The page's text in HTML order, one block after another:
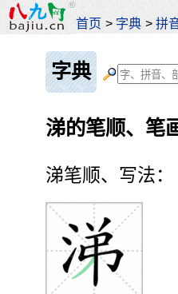
首页 > 字典 >拼
字典
涕的笔顺、笔
涕笔顺、写法：